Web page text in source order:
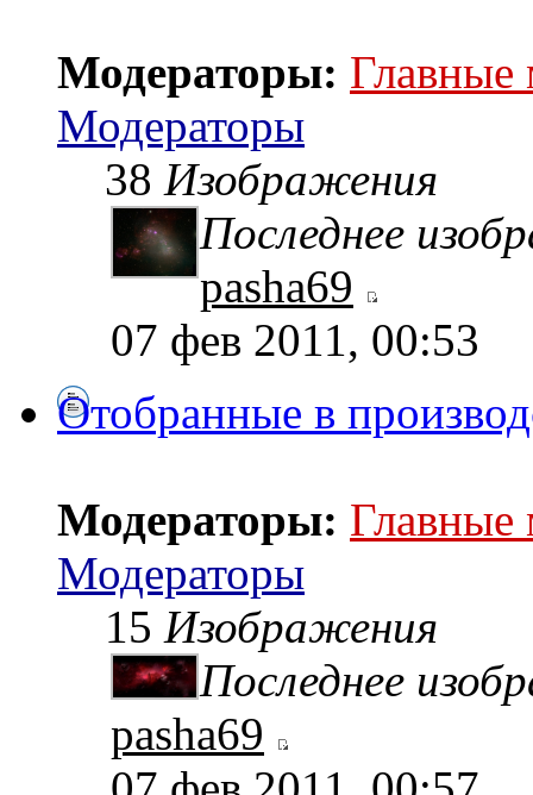
Модераторы: Главные
Модераторы
38 Изображения
Последнее
pasha69
07 фев 2011, 00:53
Отобранные в
Модераторы: Главные
Модераторы
15 Изображения
Последнее
pasha69